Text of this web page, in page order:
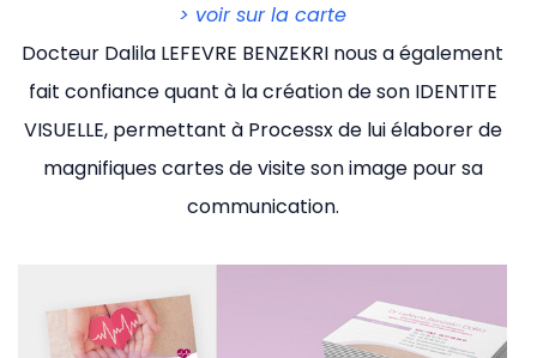
> voir sur la carte
Docteur Dalila LEFEVRE BENZEKRI nous a également
fait confiance quant à la création de son IDENTITE
VISUELLE, permettant à Processx de lui élaborer de
magnifiques cartes de visite son image pour sa
communication.